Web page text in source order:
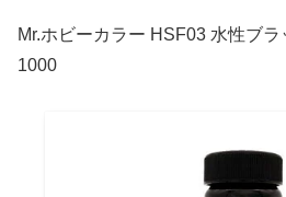
Mr.ホビーカラー HSF03 水性ブ
1000